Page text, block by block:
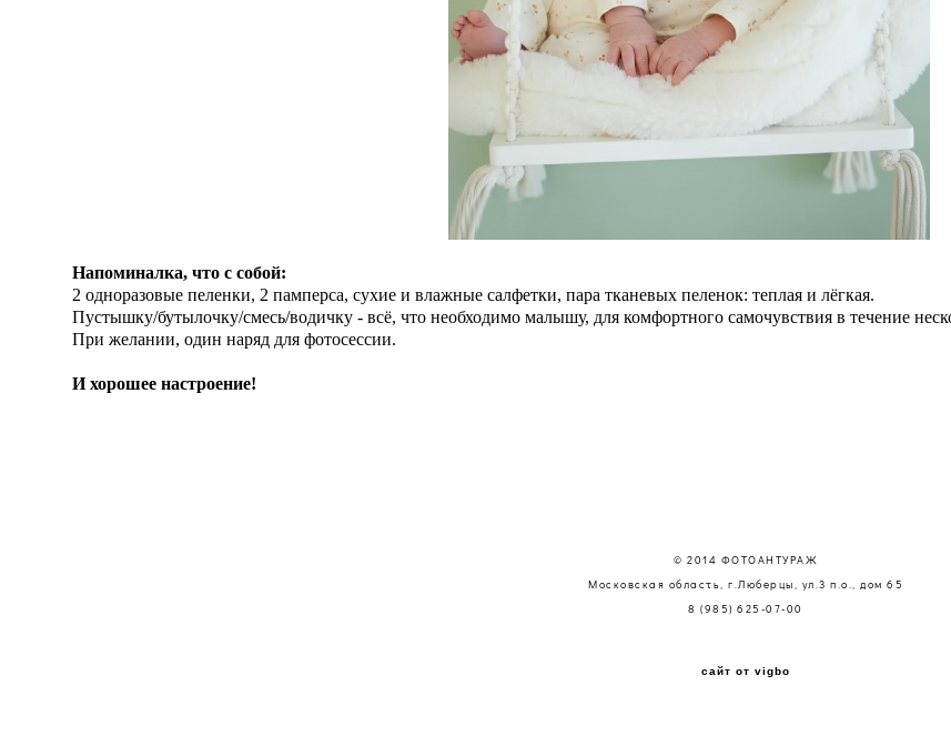
Напоминалка, что с собой:
2 одноразовые пеленки, 2 памперса, сухие и влажные салфетки, пара тканевых пеленок: теплая и лёгкая.
Пустышку/бутылочку/смесь/водичку - всё, что необходимо малышу, для комфортного самочувствия в течение
При желании, один наряд для фотосессии.
И хорошее настроение!
© 2014 ФОТОАНТУРАЖ
Московская область, г.Люберцы, ул.3 п.о., дом 65
8 (985) 625-07-00
сайт от vigbo